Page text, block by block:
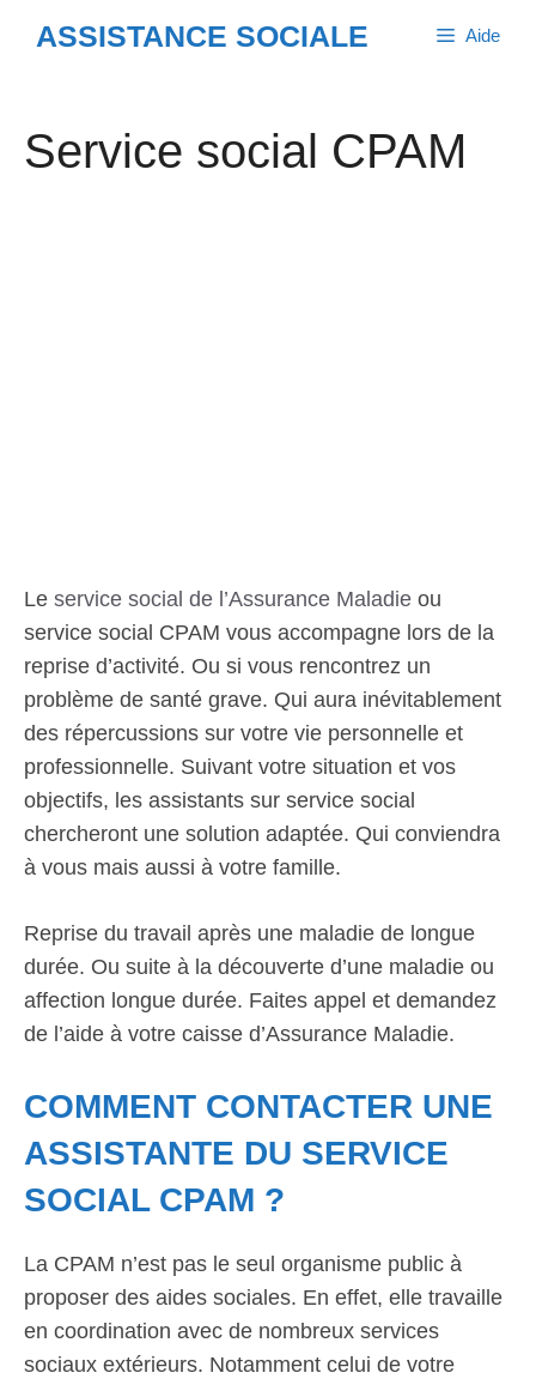
ASSISTANCE SOCIALE Aide
Service social CPAM
Le service social de l’Assurance Maladie ou
service social CPAM vous accompagne lors de la
reprise d’activité. Ou si vous rencontrez un
problème de santé grave. Qui aura inévitablement
des répercussions sur votre vie personnelle et
professionnelle. Suivant votre situation et vos
objectifs, les assistants sur service social
chercheront une solution adaptée. Qui conviendra
à vous mais aussi à votre famille.
Reprise du travail après une maladie de longue
durée. Ou suite à la découverte d’une maladie ou
affection longue durée. Faites appel et demandez
de l’aide à votre caisse d’Assurance Maladie.
COMMENT CONTACTER UNE
ASSISTANTE DU SERVICE
SOCIAL CPAM ?
La CPAM n’est pas le seul organisme public à
proposer des aides sociales. En effet, elle travaille
en coordination avec de nombreux services
sociaux extérieurs. Notamment celui de votre